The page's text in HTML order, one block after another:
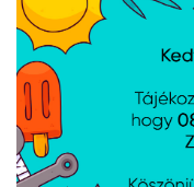
Lanberg Patch panel
port 1U 19" CAT.6